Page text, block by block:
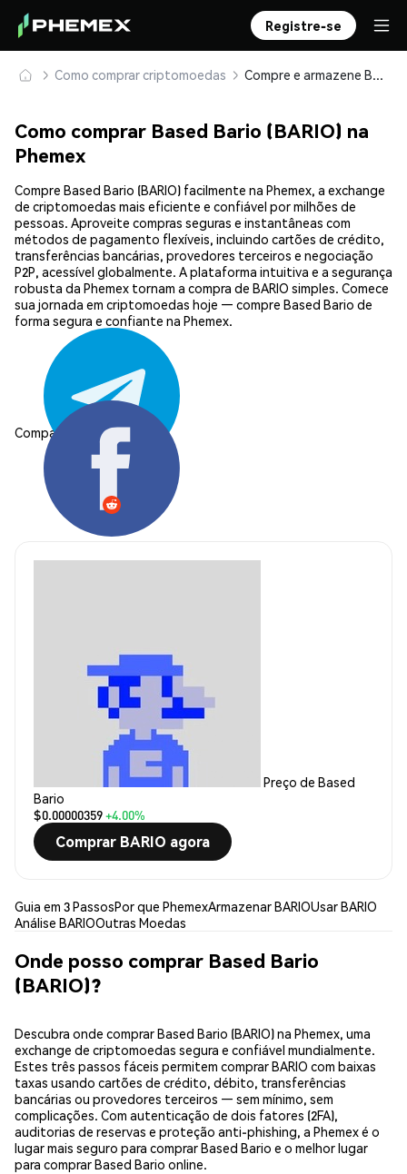
Registre-se
Como comprar criptomoedas Compre e armazene Based Bario (BARIO) com segurança
Como comprar Based Bario (BARIO) na
Phemex
Compre Based Bario (BARIO) facilmente na Phemex, a exchange
de criptomoedas mais eficiente e confiável por milhões de
pessoas. Aproveite compras seguras e instantâneas com
métodos de pagamento flexíveis, incluindo cartões de crédito,
transferências bancárias, provedores terceiros e negociação
P2P, acessível globalmente. A plataforma intuitiva e a segurança
robusta da Phemex tornam a compra de BARIO simples. Comece
sua jornada em criptomoedas hoje — compre Based Bario de
forma segura e confiante na Phemex.
Compartilhar:
Preço de Based
Bario
$0.00000359+4.00%
Comprar BARIO agora
Guia em 3 PassosPor que PhemexArmazenar BARIOUsar BARIO
Análise BARIOOutras Moedas
Onde posso comprar Based Bario
(BARIO)?
Descubra onde comprar Based Bario (BARIO) na Phemex, uma
exchange de criptomoedas segura e confiável mundialmente.
Estes três passos fáceis permitem comprar BARIO com baixas
taxas usando cartões de crédito, débito, transferências
bancárias ou provedores terceiros — sem mínimo, sem
complicações. Com autenticação de dois fatores (2FA),
auditorias de reservas e proteção anti-phishing, a Phemex é o
lugar mais seguro para comprar Based Bario e o melhor lugar
para comprar Based Bario online.